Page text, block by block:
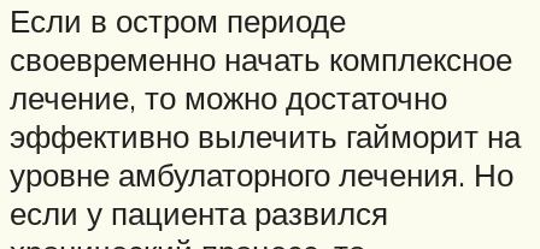
Если в остром периоде
своевременно начать комплексное
лечение, то можно достаточно
эффективно вылечить гайморит на
уровне амбулаторного лечения. Но
если у пациента развился